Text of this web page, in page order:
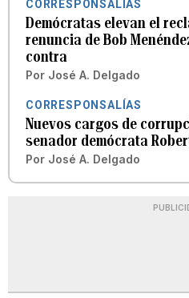
CORRESPONSALÍAS
Demócratas elevan el
renuncia de Bob
contra
Por José A. Delgado
CORRESPONSALÍAS
Nuevos cargos de
senador demócrata
Por José A. Delgado